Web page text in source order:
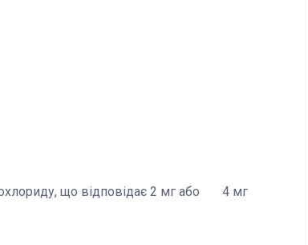
що відповідає 2 мг або 4 мг